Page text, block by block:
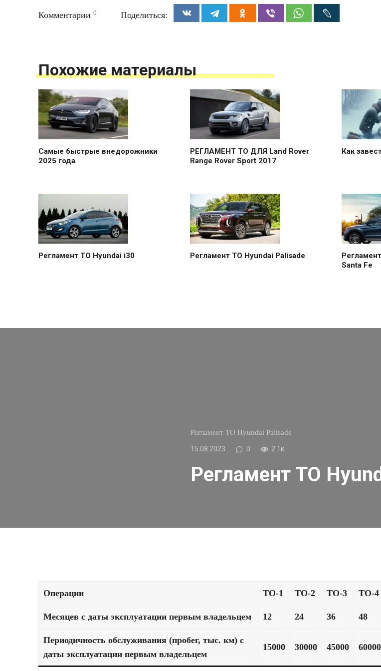
Комментарии 0 Поделиться:
Похожие материалы
Самые быстрые внедорожники
2025 года
РЕГЛАМЕНТ ТО ДЛЯ Land Rover
Range Rover Sport 2017
Как
Регламент ТО Hyundai i30 Регламент ТО Hyundai Palisade
Santa Fe
Регламент ТО Hyundai Palisade
15.08.2023 0 2.1к.
Регламент ТО
Операции ТО-1 ТО-2 ТО-3 ТО-4
Месяцев с даты эксплуатации первым владельцем 12 24 36 48
Периодичность обслуживания (пробег, тыс. км) с
даты эксплуатации первым владельцем
15000 30000 45000 60000